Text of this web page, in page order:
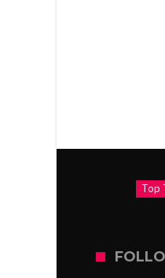
Top